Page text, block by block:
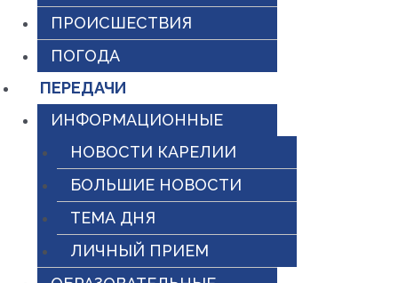
ПРОИСШЕСТВИЯ
ПОГОДА
ПЕРЕДАЧИ
ИНФОРМАЦИОННЫЕ
НОВОСТИ КАРЕЛИИ
БОЛЬШИЕ НОВОСТИ
ТЕМА ДНЯ
ЛИЧНЫЙ ПРИЕМ